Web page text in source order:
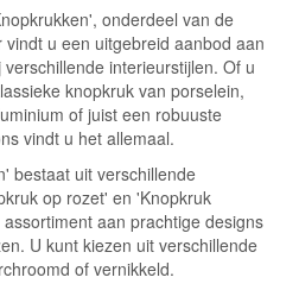
onderdeel van de
u een uitgebreid aanbod aan
interieurstijlen. Of u
knopkruk van porselein,
of juist een robuuste
vindt u het allemaal.
bestaat uit verschillende
op rozet' en 'Knopkruk
aan prachtige designs
U kunt kiezen uit verschillende
of vernikkeld.